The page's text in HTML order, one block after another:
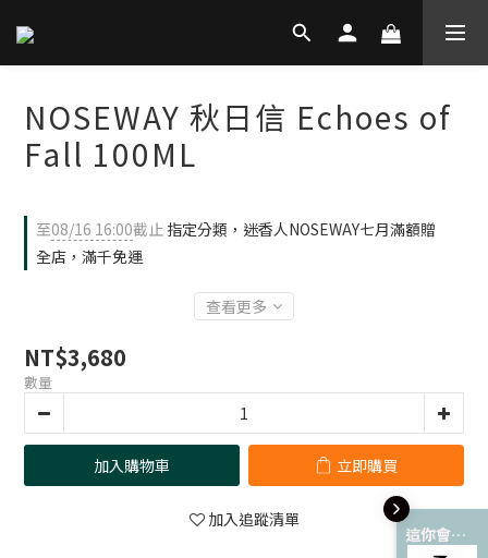
這你會愛 💘
NOSEWAY 秋日信 Echoes of
Fall 100ML
至08/16 16:00截止 指定分類，迷香人NOSEWAY七月滿額贈
全店，滿千免運
查看更多
NT$3,680
數量
加入購物車 立即購買
加入追蹤清單